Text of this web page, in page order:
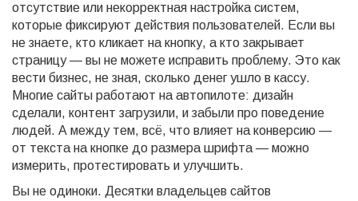
отсутствие или некорректная настройка систем,
которые фиксируют действия пользователей. Если вы
не знаете, кто кликает на кнопку, а кто закрывает
страницу — вы не можете исправить проблему. Это как
вести бизнес, не зная, сколько денег ушло в кассу.
Многие сайты работают на автопилоте: дизайн
сделали, контент загрузили, и забыли про поведение
людей. А между тем, всё, что влияет на конверсию —
от текста на кнопке до размера шрифта — можно
измерить, протестировать и улучшить.
Вы не одиноки. Десятки владельцев сайтов